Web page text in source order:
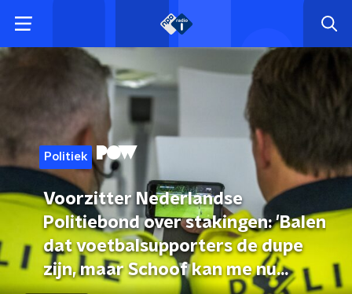
Politiek
Voorzitter Nederlandse
Politiebond over stakingen: 'Balen
dat voetbalsupporters de dupe
zijn, maar Schoof kan me nu